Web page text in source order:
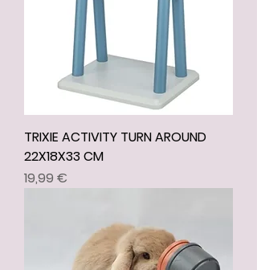
TRIXIE ACTIVITY TURN AROUND
22X18X33 CM
Prix
19,99 €